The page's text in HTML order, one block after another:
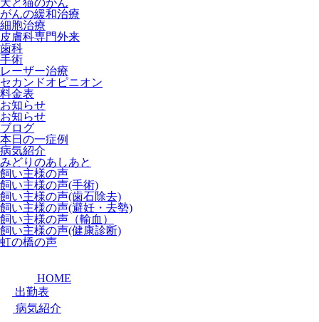
犬と猫のがん
がんの緩和治療
細胞治療
皮膚科専門外来
歯科
手術
レーザー治療
セカンドオピニオン
料金表
お知らせ
お知らせ
ブログ
本日の一症例
病気紹介
みどりのあしあと
飼い主様の声
飼い主様の声(手術)
飼い主様の声(歯石除去)
飼い主様の声(避妊・去勢)
飼い主様の声（輸血）
飼い主様の声(健康診断)
虹の橋の声
HOME
出勤表
病気紹介